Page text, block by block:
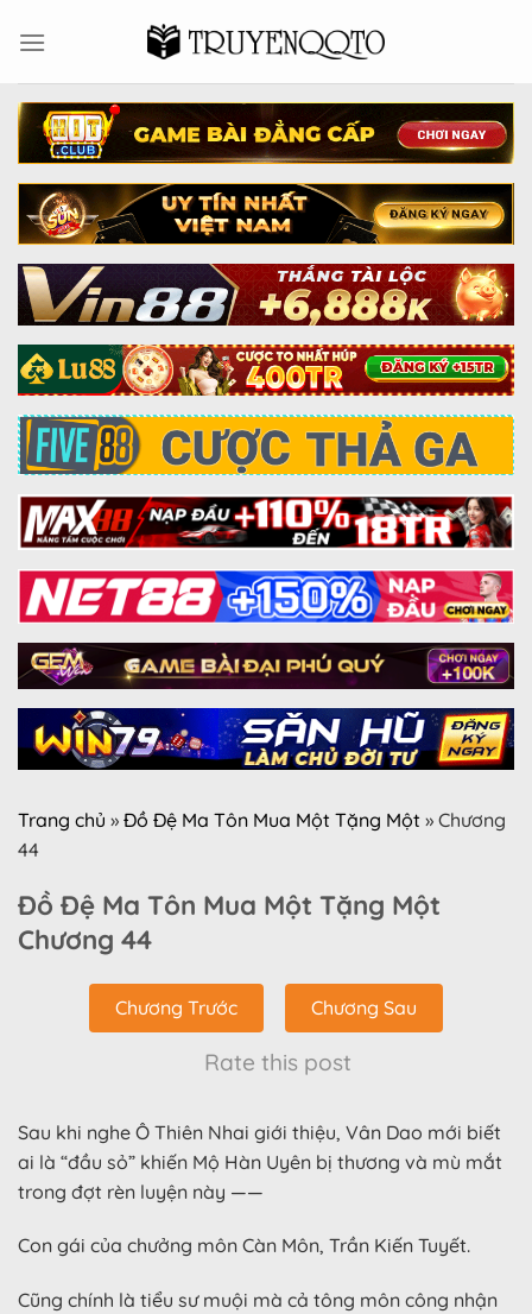
Trang chủ » Đồ Đệ Ma Tôn Mua Một Tặng Một » Chương
44
Đồ Đệ Ma Tôn Mua Một Tặng Một
Chương 44
Chương Trước Chương Sau
Rate this post
Sau khi nghe Ô Thiên Nhai giới thiệu, Vân Dao mới biết
ai là “đầu sỏ” khiến Mộ Hàn Uyên bị thương và mù mắt
trong đợt rèn luyện này ——
Con gái của chưởng môn Càn Môn, Trần Kiến Tuyết.
Cũng chính là tiểu sư muội mà cả tông môn công nhận